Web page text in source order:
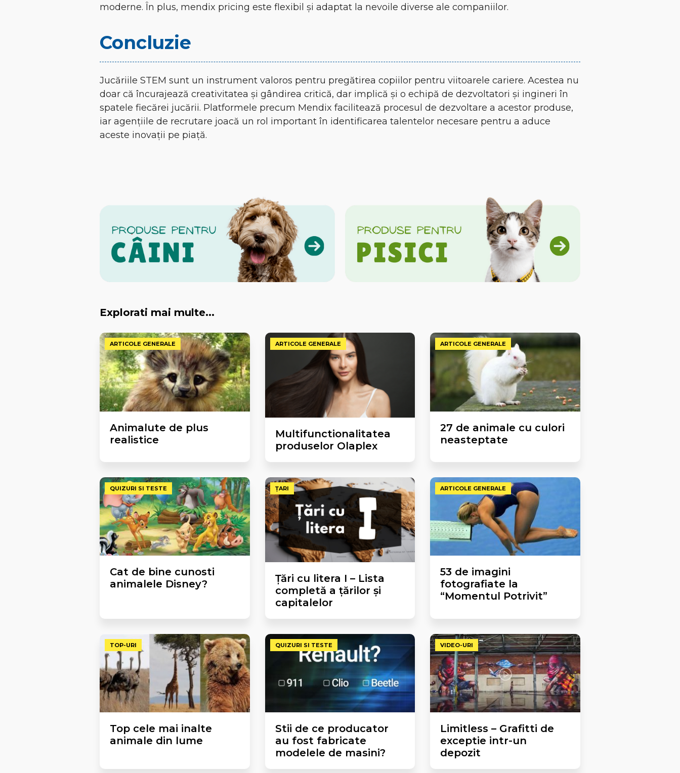
moderne. În plus, mendix pricing este flexibil și adaptat la nevoile diverse ale companiilor.
Concluzie
Jucăriile STEM sunt un instrument valoros pentru pregătirea copiilor pentru viitoarele cariere. Acestea nu
doar că încurajează creativitatea și gândirea critică, dar implică și o echipă de dezvoltatori și ingineri în
spatele fiecărei jucării. Platformele precum Mendix facilitează procesul de dezvoltare a acestor produse,
iar agențiile de recrutare joacă un rol important în identificarea talentelor necesare pentru a aduce
aceste inovații pe piață.
Explorati mai multe...
ARTICOLE GENERALE
Animalute de plus
realistice
ARTICOLE GENERALE
Multifunctionalitatea
produselor Olaplex
ARTICOLE GENERALE
27 de animale cu culori
neasteptate
QUIZURI SI TESTE
Cat de bine cunosti
animalele Disney?
ȚARI
Țări cu litera I – Lista
completă a țărilor și
capitalelor
ARTICOLE GENERALE
53 de imagini
fotografiate la
“Momentul Potrivit”
TOP-URI
Top cele mai inalte
animale din lume
QUIZURI SI TESTE
Stii de ce producator
au fost fabricate
modelele de masini?
VIDEO-URI
Limitless – Grafitti de
exceptie intr-un
depozit